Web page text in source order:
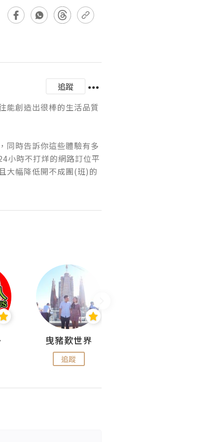
追蹤
能創造出很棒的生活品質
同時告訴你這些體驗有多
小時不打烊的網路訂位平
大幅降低開不成團(班)的
曳豬歎世界
追蹤